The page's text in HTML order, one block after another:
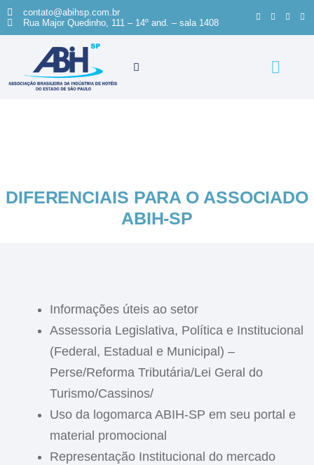
contato@abihsp.com.br
Rua Major Quedinho, 111 – 14º and. – sala 1408
Diferenciais
DIFERENCIAIS PARA O ASSOCIADO
ABIH-SP
Informações úteis ao setor
Assessoria Legislativa, Política e Institucional
(Federal, Estadual e Municipal) –
Perse/Reforma Tributária/Lei Geral do
Turismo/Cassinos/
Uso da logomarca ABIH-SP em seu portal e
material promocional
Representação Institucional do mercado